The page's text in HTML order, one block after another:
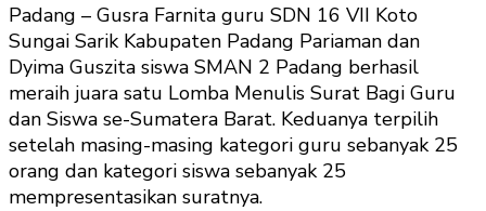
Padang – Gusra Farnita guru SDN 16 VII Koto
Sungai Sarik Kabupaten Padang Pariaman dan
Dyima Guszita siswa SMAN 2 Padang berhasil
meraih juara satu Lomba Menulis Surat Bagi Guru
dan Siswa se-Sumatera Barat. Keduanya terpilih
setelah masing-masing kategori guru sebanyak 25
orang dan kategori siswa sebanyak 25
mempresentasikan suratnya.